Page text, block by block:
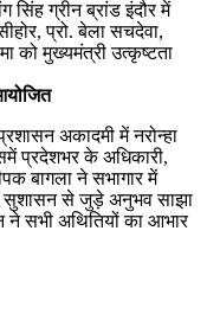
सिंह ग्रीन ब्रांड इंदौर में
प्रो. बेला सचदेवा,
को मुख्यमंत्री उत्कृष्टता
अकादमी में नरोन्हा
प्रदेशभर के अधिकारी,
बागला ने सभागार में
सुशासन से जुड़े अनुभव साझा
ने सभी अथितियों का आभार